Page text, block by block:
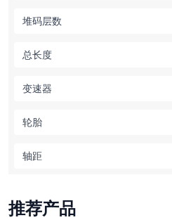
堆码层数
总长度
变速器
轮胎
轴距
推荐产品